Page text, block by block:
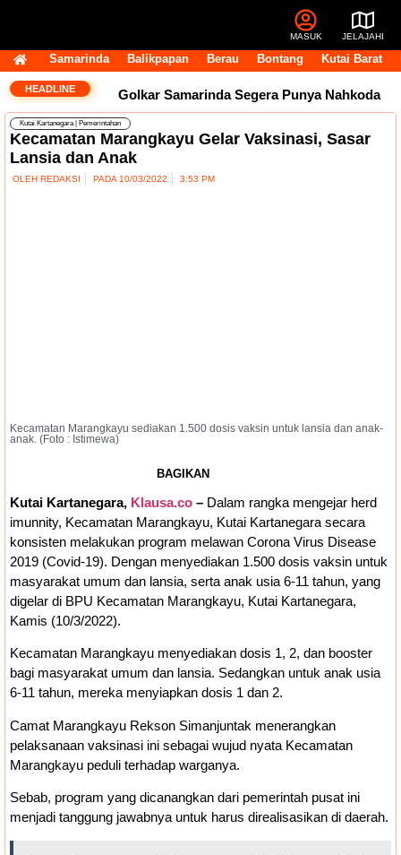
MASUK JELAJAHI
Samarinda Balikpapan Berau Bontang Kutai Barat
HEADLINE Golkar Samarinda Segera Punya Nahkoda
Baru, Andi Satya Bicara Langkah ke Depan
Komentar Pegawai RSUD IA Moeis Tuai
Bankeu Fisik Belum Cair, Kepala Daerah
Kutai Kartanegara| Pemerintahan
Kecamatan Marangkayu Gelar Vaksinasi, Sasar
Lansia dan Anak
OLEH REDAKSI PADA 10/03/2022 3:53 PM
Kecamatan Marangkayu sediakan 1.500 dosis vaksin untuk lansia dan anak-
anak. (Foto : Istimewa)
BAGIKAN
Kutai Kartanegara, Klausa.co – Dalam rangka mengejar herd
imunnity, Kecamatan Marangkayu, Kutai Kartanegara secara
konsisten melakukan program melawan Corona Virus Disease
2019 (Covid-19). Dengan menyediakan 1.500 dosis vaksin untuk
masyarakat umum dan lansia, serta anak usia 6-11 tahun, yang
digelar di BPU Kecamatan Marangkayu, Kutai Kartanegara,
Kamis (10/3/2022).
Kecamatan Marangkayu menyediakan dosis 1, 2, dan booster
bagi masyarakat umum dan lansia. Sedangkan untuk anak usia
6-11 tahun, mereka menyiapkan dosis 1 dan 2.
Camat Marangkayu Rekson Simanjuntak menerangkan
pelaksanaan vaksinasi ini sebagai wujud nyata Kecamatan
Marangkayu peduli terhadap warganya.
Sebab, program yang dicanangkan dari pemerintah pusat ini
menjadi tanggung jawabnya untuk harus direalisasikan di daerah.